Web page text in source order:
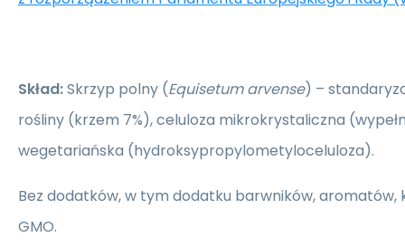
Skład:Skrzyp polny (Equisetum arvense) –
rośliny (krzem 7%), celuloza mikrokrystaliczna
wegetariańska (hydroksypropylometyloceluloza).
Bez dodatków, w tym dodatku barwników, aromatów,
GMO.